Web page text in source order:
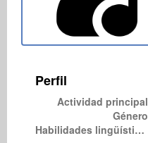
Perfil
Actividad principal
Género
Habilidades lingüísticas